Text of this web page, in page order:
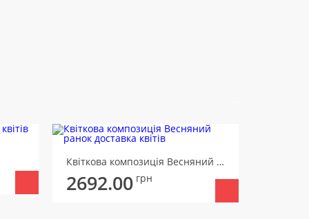
Квіткова композиція Весняний ранок
2692.00 грн